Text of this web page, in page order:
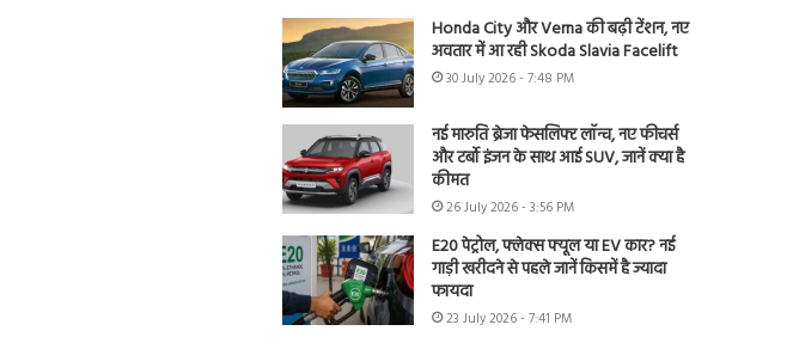
Honda City और Verna की बढ़ी टेंशन, नए
अवतार में आ रही Skoda Slavia Facelift
30 July 2026 - 7:48 PM
नई मारुति ब्रेजा फेसलिफ्ट लॉन्च, नए फीचर्स
और टर्बो इंजन के साथ आई SUV, जानें क्या है
कीमत
26 July 2026 - 3:56 PM
E20 पेट्रोल, फ्लेक्स फ्यूल या EV कार? नई
गाड़ी खरीदने से पहले जानें किसमें है ज्यादा
फायदा
23 July 2026 - 7:41 PM